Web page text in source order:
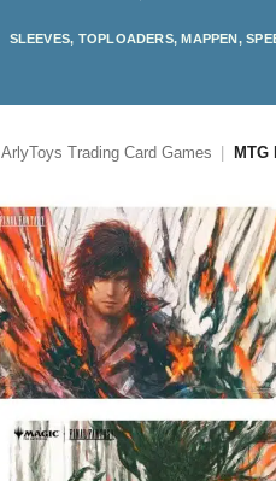
SLEEVES, TOPLOADERS, MAPPEN,
ArlyToys Trading Card Games